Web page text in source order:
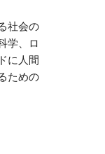
社会の
学、ロ
に人間
ための